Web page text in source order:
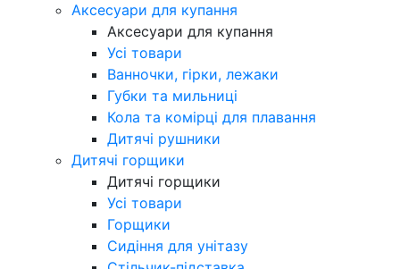
Аксесуари для купання
Аксесуари для купання
Усі товари
Ванночки, гірки, лежаки
Губки та мильниці
Кола та комірці для плавання
Дитячі рушники
Дитячі горщики
Дитячі горщики
Усі товари
Горщики
Сидіння для унітазу